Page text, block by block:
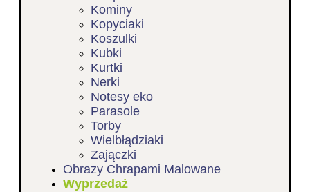
Kominy
Kopyciaki
Koszulki
Kubki
Kurtki
Nerki
Notesy eko
Parasole
Torby
Wielbłądziaki
Zajączki
Obrazy Chrapami Malowane
Wyprzedaż